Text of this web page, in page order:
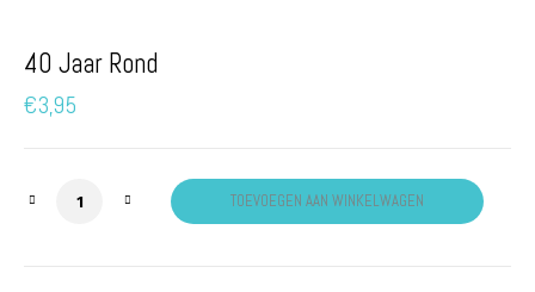
40 Jaar Rond
€3,95
40 Jaar Rond aantal TOEVOEGEN AAN WINKELWAGEN